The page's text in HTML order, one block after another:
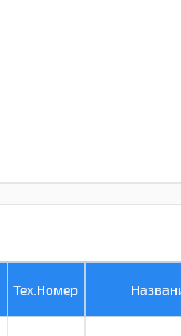
Тех.Номер